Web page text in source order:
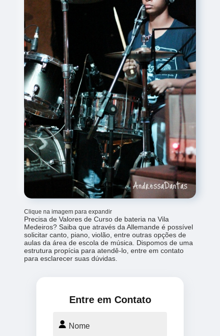
Clique na imagem para expandir
Precisa de Valores de Curso de bateria na Vila
Medeiros? Saiba que através da Allemande é possível
solicitar canto, piano, violão, entre outras opções de
aulas da área de escola de música. Dispomos de uma
estrutura propícia para atendê-lo, entre em contato
para esclarecer suas dúvidas.
Entre em Contato